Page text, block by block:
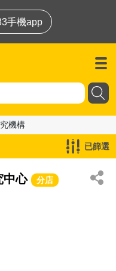
手機app
機構
已篩選
中心 分店